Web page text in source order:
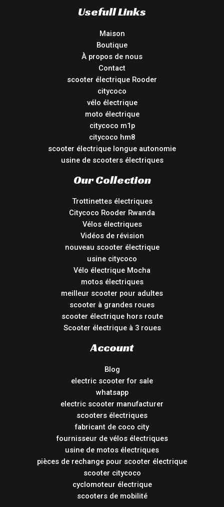
Usefull Links
Maison
Boutique
À propos de nous
Contact
scooter électrique Rooder
citycoco
vélo électrique
moto électrique
citycoco m1p
citycoco hm8
scooter électrique longue autonomie
usine de scooters électriques
Our Collection
Trottinettes électriques
Citycoco Rooder Rwanda
Vélos électriques
Vidéos de révision
nouveau scooter électrique
usine citycoco
Vélo électrique Mocha
motos électriques
meilleur scooter pour adultes
scooter à grandes roues
scooter électrique hors route
Scooter électrique à 3 roues
Account
Blog
electric scooter for sale
whatsapp
electric scooter manufacturer
scooters électriques
fabricant de coco city
fournisseur de vélos électriques
usine de motos électriques
pièces de rechange pour scooter électrique
scooter citycoco
cyclomoteur électrique
scooters de mobilité